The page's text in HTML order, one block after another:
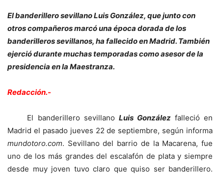
El banderillero sevillano Luis González, que junto con
otros compañeros marcó una época dorada de los
banderilleros sevillanos, ha fallecido en Madrid. También
ejerció durante muchas temporadas como asesor de la
presidencia en la Maestranza.
Redacción.-
El banderillero sevillano Luis Gonzálezfalleció en
Madrid el pasado jueves 22 de septiembre, según informa
mundotoro.com. Sevillano del barrio de la Macarena, fue
uno de los más grandes del escalafón de plata y siempre
desde muy joven tuvo claro que quiso ser banderillero.